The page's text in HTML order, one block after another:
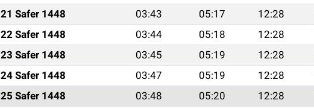
21 Safer 1448 03:43 05:17 12:28
22 Safer 1448 03:44 05:18 12:28
23 Safer 1448 03:45 05:19 12:28
24 Safer 1448 03:47 05:19 12:28
25 Safer 1448 03:48 05:20 12:28